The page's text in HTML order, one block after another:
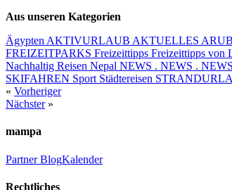
Aus unseren Kategorien
Ägypten AKTIVURLAUB AKTUELLES
FREIZEITPARKS Freizeittipps Freizeittipps von
Nachhaltig Reisen Nepal NEWS . NEWS . NEWS
SKIFAHREN Sport Städtereisen
« Vorheriger
Nächster»
mampa
PartnerBlogKalender
Rechtliches